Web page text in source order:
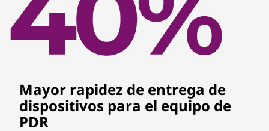
Mayor rapidez de entrega de
dispositivos para el equipo de
PDR